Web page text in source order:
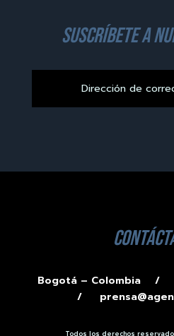
suscríbete a
Bogotá – Colombia /
/
Todos los derechos